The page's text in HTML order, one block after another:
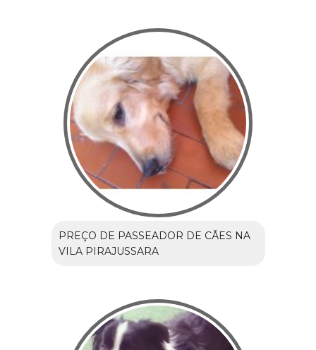
PREÇO DE PASSEADOR DE CÃES NA
VILA PIRAJUSSARA